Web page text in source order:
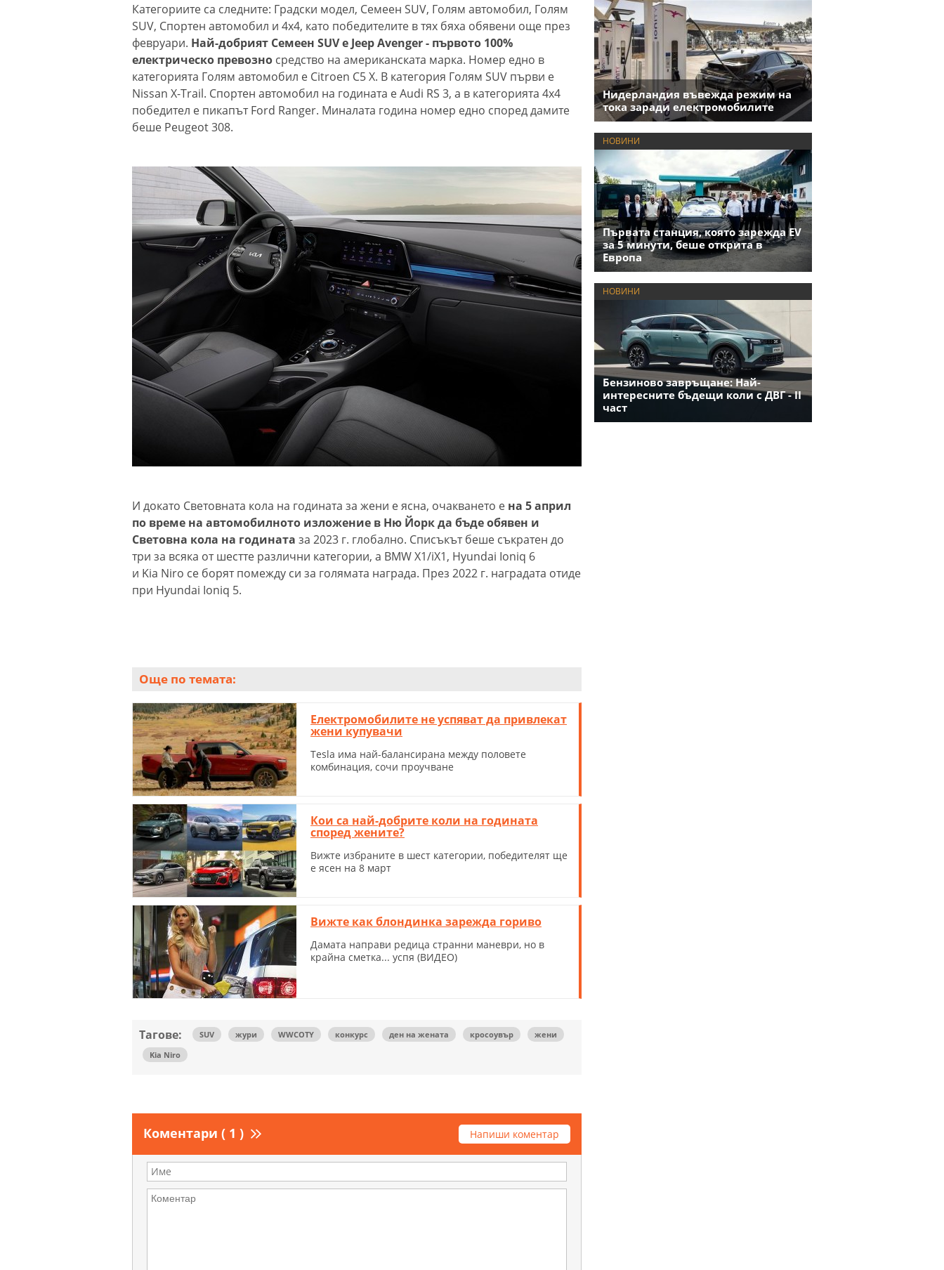
Категориите са следните: Градски модел, Семеен SUV, Голям автомобил, Голям
SUV, Спортен автомобил и 4х4, като победителите в тях бяха обявени още през
февруари. Най-добрият Семеен SUV е Jeep Avenger - първото 100%
електрическо превозно средство на американската марка. Номер едно в
категорията Голям автомобил е Citroen C5 X. В категория Голям SUV първи е
Nissan X-Trail. Спортен автомобил на годината е Audi RS 3, а в категорията 4х4
победител е пикапът Ford Ranger. Миналата година номер едно според дамите
беше Peugeot 308.
И докато Световната кола на годината за жени е ясна, очакването е на 5 април
по време на автомобилното изложение в Ню Йорк да бъде обявен и
Световна кола на годината за 2023 г. глобално. Списъкът беше съкратен до
три за всяка от шестте различни категории, а BMW X1/iX1, Hyundai Ioniq 6
и Kia Niro се борят помежду си за голямата награда. През 2022 г. наградата отиде
при Hyundai Ioniq 5.
Още по темата:
Електромобилите не успяват да привлекат
жени купувачи
Tesla има най-балансирана между половете
комбинация, сочи проучване
Кои са най-добрите коли на годината
според жените?
Вижте избраните в шест категории, победителят ще
е ясен на 8 март
Вижте как блондинка зарежда гориво
Дамата направи редица странни маневри, но в
крайна сметка... успя (ВИДЕО)
Тагове: SUV жури WWCOTY конкурс ден на жената кросоувър
жени
Kia Niro
Коментари ( 1 ) Напиши коментар
Нидерландия въвежда режим на
тока заради електромобилите
НОВИНИ
Първата станция, която зарежда EV
за 5 минути, беше открита в
Европа
НОВИНИ
Бензиново завръщане: Най-
интересните бъдещи коли с ДВГ - II
част